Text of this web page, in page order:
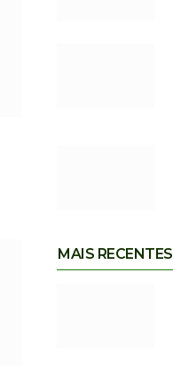
MAIS RECENTES